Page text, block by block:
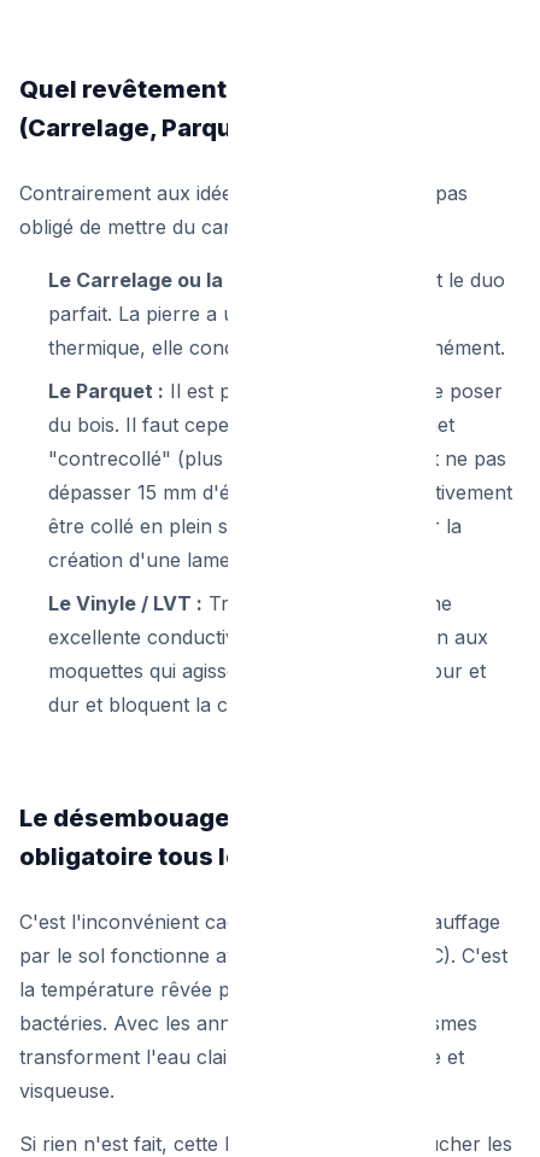
Quel revêtement de sol choisir ?
(Carrelage, Parquet)
Contrairement aux idées reçues, vous n'êtes pas
obligé de mettre du carrelage partout.
Le Carrelage ou la Pierre Naturelle :
C'est le duo
parfait. La pierre a une excellente inertie
thermique, elle conduit la chaleur instantanément.
Le Parquet : Il est parfaitement possible de poser
du bois. Il faut cependant choisir un parquet
"contrecollé" (plus stable que le massif) et ne pas
dépasser 15 mm d'épaisseur. Il doit impérativement
être collé en plein sur la chape pour éviter la
création d'une lame d'air isolante.
Le Vinyle / LVT : Très tendance, il offre une
excellente conductivité thermique. Attention aux
moquettes qui agissent comme un isolant pur et
dur et bloquent la chaleur.
Le désembouage : L'entretien
obligatoire tous les 5 ans
C'est l'inconvénient caché du système. Le chauffage
par le sol fonctionne avec de l'eau tiède (30°C). C'est
la température rêvée pour la prolifération de
bactéries. Avec les années, ces micro-organismes
transforment l'eau claire en une "boue" noire et
visqueuse.
Si rien n'est fait, cette boue organique va boucher les